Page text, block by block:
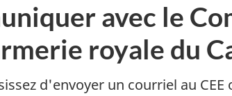
avec le
royale du
d'envoyer un courriel au